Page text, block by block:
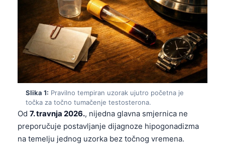
Slika 1: Pravilno tempiran uzorak ujutro početna je
točka za točno tumačenje testosterona.
Od 7. travnja 2026., nijedna glavna smjernica ne
preporučuje postavljanje dijagnoze hipogonadizma
na temelju jednog uzorka bez točnog vremena.